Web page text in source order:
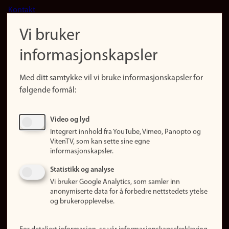
(no)
Kontakt
Finn forsker
Presse
Finn studier
Ledige stillinger
Om nettstedet
Informasjonskapsler
Vi bruker
informasjonskapsler
Med ditt samtykke vil vi bruke informasjonskapsler for
følgende formål:
Video og lyd
Integrert innhold fra YouTube, Vimeo, Panopto og
VitenTV, som kan sette sine egne
informasjonskapsler.
Statistikk og analyse
Vi bruker Google Analytics, som samler inn
anonymiserte data for å forbedre nettstedets ytelse
og brukeropplevelse.